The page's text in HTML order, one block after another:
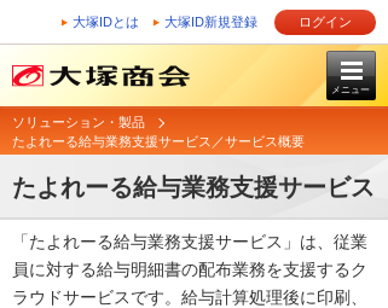
大塚IDとは 大塚ID新規登録 ログイン
メニュー
ソリューション・製品
たよれーる給与業務支援サービス／サービス概要
たよれーる給与業務支援サービス
「たよれーる給与業務支援サービス」は、従業
員に対する給与明細書の配布業務を支援するク
ラウドサービスです。給与計算処理後に印刷、